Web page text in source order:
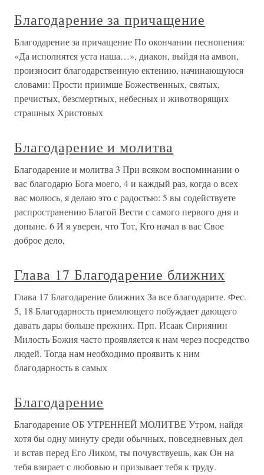
Благодарение за причащение
Благодарение за причащение По окончании песнопения:
«Да исполнятся уста наша…», диакон, выйдя на амвон,
произносит благодарственную ектению, начинающуюся
словами: Прости приимше Божественных, святых,
пречистых, безсмертных, небесных и животворящих
страшных Христовых
Благодарение и молитва
Благодарение и молитва 3 При всяком воспоминании о
вас благодарю Бога моего, 4 и каждый раз, когда о всех
вас молюсь, я делаю это с радостью: 5 вы содействуете
распространению Благой Вести с самого первого дня и
доныне. 6 И я уверен, что Тот, Кто начал в вас Свое
доброе дело,
Глава 17 Благодарение ближних
Глава 17 Благодарение ближних За все благодарите. Фес.
5, 18 Благодарность приемлющего побуждает дающего
давать дары больше прежних. Прп. Исаак Сириянин
Милость Божия часто проявляется к нам через посредство
людей. Тогда нам необходимо проявить к ним
благодарность в самых
Благодарение
Благодарение ОБ УТРЕННЕЙ МОЛИТВЕ Утром, найдя
хотя бы одну минуту среди обычных, повседневных дел
и встав перед Его Ликом, ты почувствуешь, как Он на
тебя взирает с любовью и призывает тебя к труду.